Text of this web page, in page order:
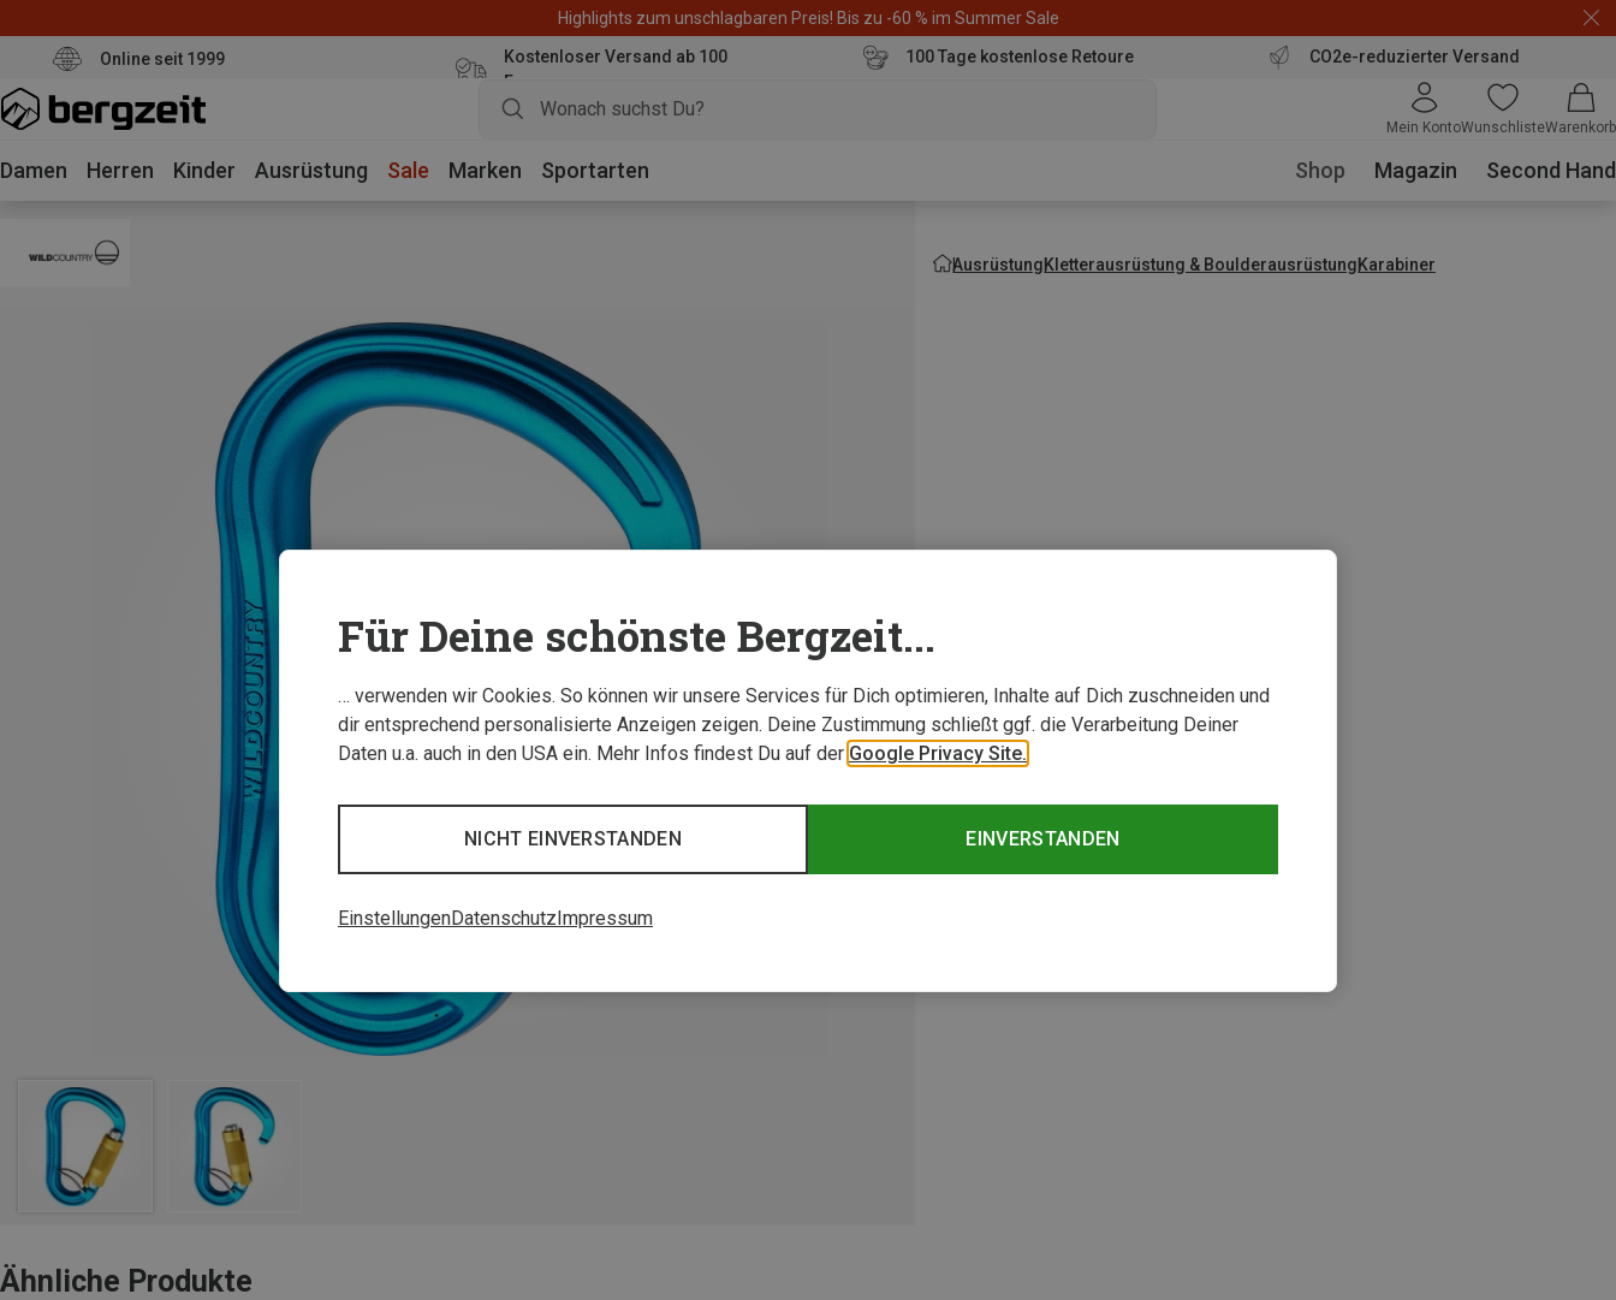
Highlights zum unschlagbaren Preis! Bis zu -60 % im Summer Sale
Online seit 1999
Kostenloser Versand ab 100
Euro
100 Tage kostenlose Retoure CO2e-reduzierter Versand
Mein KontoWunschlisteWarenkorb
Damen Herren Kinder Ausrüstung Sale Marken Sportarten Shop Magazin Second Hand
AusrüstungKletterausrüstung & BoulderausrüstungKarabiner
Ähnliche Produkte
Für Deine schönste Bergzeit...
… verwenden wir Cookies. So können wir unsere Services für Dich optimieren, Inhalte auf Dich zuschneiden und
dir entsprechend personalisierte Anzeigen zeigen. Deine Zustimmung schließt ggf. die Verarbeitung Deiner
Daten u.a. auch in den USA ein. Mehr Infos findest Du auf der Google Privacy Site.
EINVERSTANDEN
NICHT EINVERSTANDEN
EinstellungenDatenschutz Impressum